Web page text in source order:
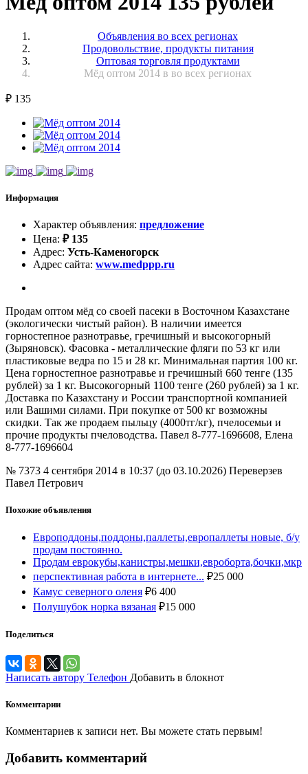
Объявления во всех регионах
Продовольствие, продукты питания
Оптовая торговля продуктами
Мёд оптом 2014 в во всех регионах
₽ 135
Информация
Характер объявления: предложение
Цена: ₽135
Адрес: Усть-Каменогорск
Адрес сайта: www.medppp.ru
Продам оптом мёд со своей пасеки в Восточном Казахстане
(экологически чистый район). В наличии имеется
горностепное разнотравье, гречишный и высокогорный
(Зыряновск). Фасовка - металлические фляги по 53 кг или
пластиковые ведра по 15 и 28 кг. Минимальная партия 100 кг.
Цена горностепное разнотравье и гречишный 660 тенге (135
рублей) за 1 кг. Высокогорный 1100 тенге (260 рублей) за 1 кг.
Доставка по Казахстану и России транспортной компанией
или Вашими силами. При покупке от 500 кг возможны
скидки. Так же продаем пыльцу (4000тг/кг), пчелосемьи и
прочие продукты пчеловодства. Павел 8-777-1696608, Елена
8-777-1696604
№ 7373 4 сентября 2014 в 10:37 (до 03.10.2026) Переверзев
Павел Петрович
Похожие объявления
Европоддоны,поддоны,паллеты,европаллеты новые, б/у
продам постоянно.
Продам еврокубы,канистры,мешки,евроборта,бочки,мкр
перспективная работа в интернете... ₽25 000
Камус северного оленя ₽6 400
Полушубок норка вязаная ₽15 000
Поделиться
Написать автору Телефон Добавить в блокнот
Комментарии
Комментариев к записи нет. Вы можете стать первым!
Добавить комментарий